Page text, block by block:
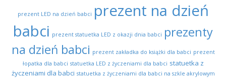
prezent LED na dzień babci prezent na dzień
babci prezent statuetka LED z okazji dnia babci prezenty
na dzień babci prezent zakładka do książki dla babci prezent
łopatka dla babci statuetka LED z życzeniami dla babci statuetka z
życzeniami dla babci statuetka z życzeniami dla babci na szkle akrylowym